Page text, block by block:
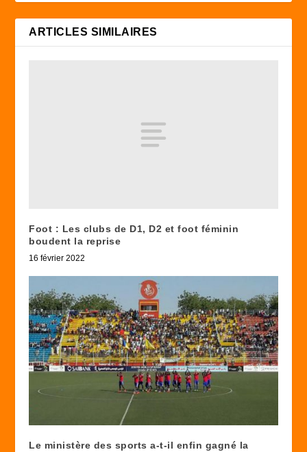
ARTICLES SIMILAIRES
Foot : Les clubs de D1, D2 et foot féminin
boudent la reprise
16 février 2022
Le ministère des sports a-t-il enfin gagné la